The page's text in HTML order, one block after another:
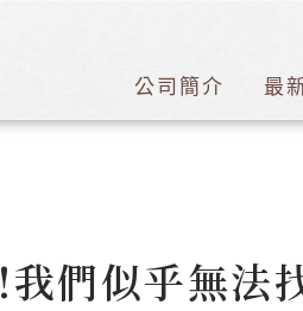
公司簡介 最
們似乎無法